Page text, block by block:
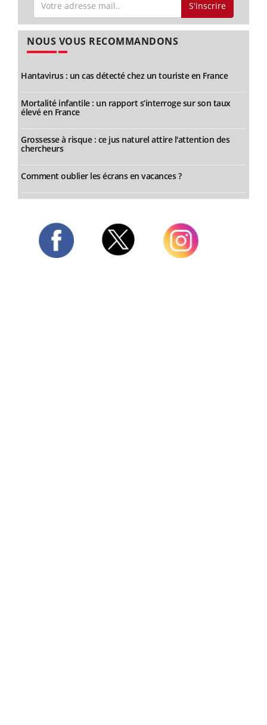
S'inscrire
NOUS VOUS RECOMMANDONS
Hantavirus : un cas détecté chez un touriste en France
Mortalité infantile : un rapport s’interroge sur son taux
élevé en France
Grossesse à risque : ce jus naturel attire l'attention des
chercheurs
Comment oublier les écrans en vacances ?